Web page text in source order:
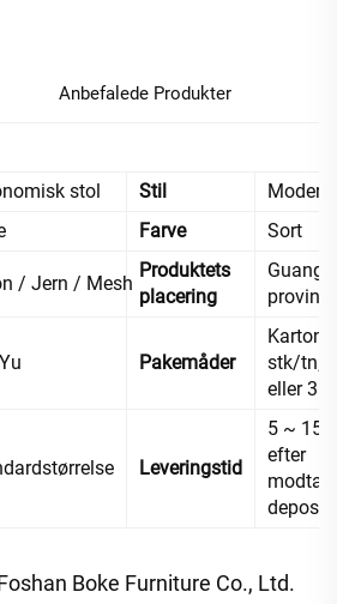
Anbefalede Produkter
stol Stil
Farve Sort
/ Jern / Mesh
Produktets
placering
Pakemåder
Karton,
stk/tn;
eller 3
Leveringstid
5 ~ 15
efter
Boke Furniture Co., Ltd.